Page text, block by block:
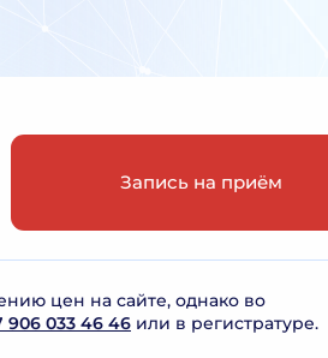
Запись на приём
цен на сайте, однако во
906 033 46 46 или в регистратуре.